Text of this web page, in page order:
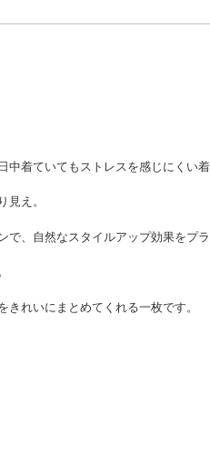
着ていてもストレスを感じにくい着
見え。
で、自然なスタイルアップ効果をプ
れいにまとめてくれる一枚です。